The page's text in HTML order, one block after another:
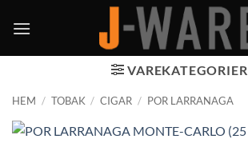
VAREKATEGORIER
HEM / TOBAK / CIGAR / POR LARRANAGA